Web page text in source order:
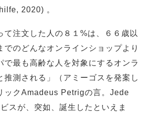
2020) 。
て注文した人の８１%は、６６歳以
でのどんなオンラインショップより
で最も高齢な人を対象にするオンラ
推測される」（アミーゴスを発案し
ックAmadeus Petrigの言。Jede
スが、突如、誕生したといえま